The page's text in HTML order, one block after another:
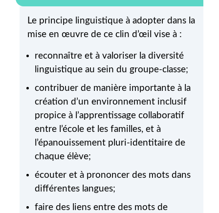
Le principe linguistique à adopter dans la
mise en œuvre de ce clin d’œil vise à :
reconnaître et à valoriser la diversité
linguistique au sein du groupe-classe;
contribuer de manière importante à la
création d’un environnement inclusif
propice à l’apprentissage collaboratif
entre l’école et les familles, et à
l’épanouissement pluri-identitaire de
chaque élève;
écouter et à prononcer des mots dans
différentes langues;
faire des liens entre des mots de